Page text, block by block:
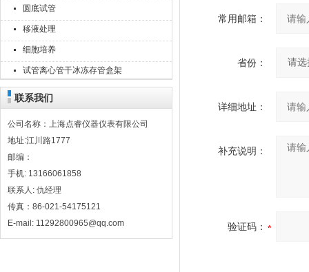
圆底试管
移液处理
细胞培养
试管离心管干冰冻存管盒架
联系我们
公司名称：上海点睿仪器仪表有限公司
地址:江川路1777
邮编：
手机: 13166061858
联系人: 仇经理
传真：86-021-54175121
E-mail: 11292800965@qq.com
常用邮箱：
省份：
详细地址：
补充说明：
验证码：